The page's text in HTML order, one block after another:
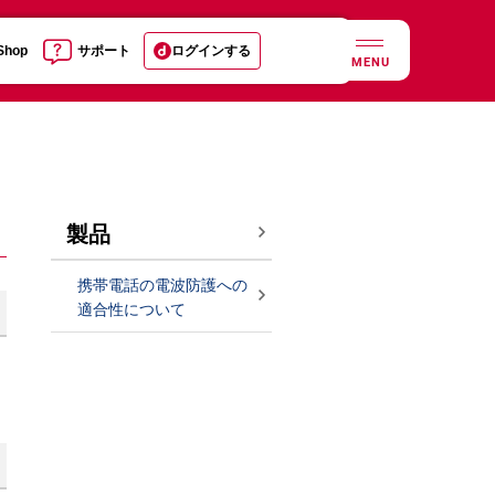
サポート ログインする
MENU
製品
携帯電話の電波防護への
適合性について